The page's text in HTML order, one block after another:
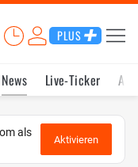
PLUS
News Live-Ticker
als
Aktivieren